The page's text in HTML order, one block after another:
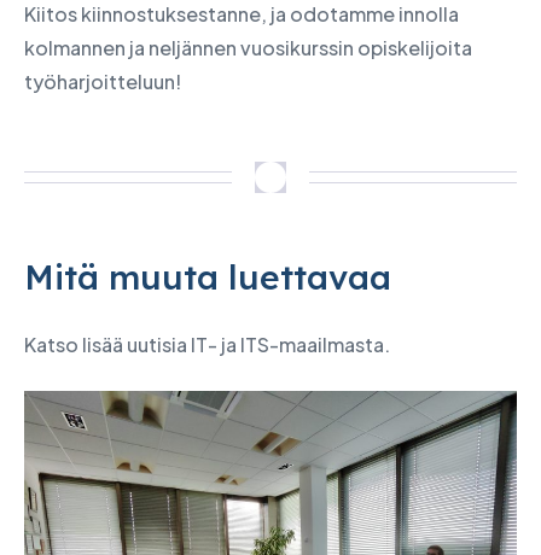
Kiitos kiinnostuksestanne, ja odotamme innolla
kolmannen ja neljännen vuosikurssin opiskelijoita
työharjoitteluun!
Mitä muuta luettavaa
Katso lisää uutisia IT- ja ITS-maailmasta.